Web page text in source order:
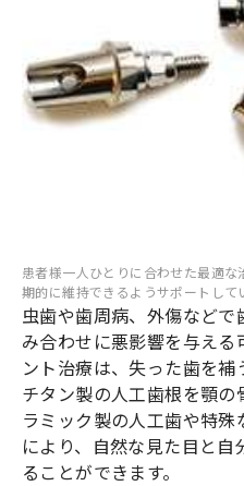
患者様一人ひとりに合わせた最適
期的に維持できるようサポートして
虫歯や歯周病、外傷など
み合わせに悪影響を与え
ント治療は、失った歯を補
チタン製の人工歯根を顎
ラミック製の人工歯や特
により、自然な見た目と
ることができます。